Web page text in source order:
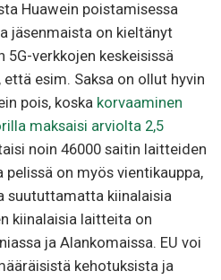
Huawein poistamisessa
jäsenmaista on kieltänyt
verkkojen keskeisissä
esim. Saksa on ollut hyvin
pois, koska korvaaminen
maksaisi arviolta 2,5
noin 46000 saitin laitteiden
on myös vientikauppa,
suututtamatta kiinalaisia
kiinalaisia laitteita on
ja Alankomaissa. EU voi
kehotuksista ja